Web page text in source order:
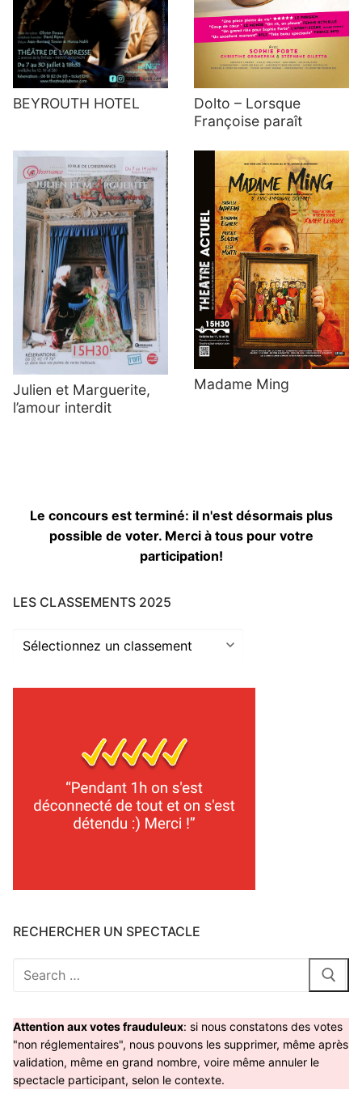
BEYROUTH HOTEL
Dolto – Lorsque
Françoise paraît
Julien et Marguerite,
l’amour interdit
Madame Ming
Le concours est terminé: il n'est désormais plus
possible de voter. Merci à tous pour votre
participation!
LES CLASSEMENTS 2025
Les
RECHERCHER UN SPECTACLE
Rechercher
Attention aux votes frauduleux: si nous constatons des votes
"non réglementaires", nous pouvons les supprimer, même après
validation, même en grand nombre, voire même annuler le
spectacle participant, selon le contexte.